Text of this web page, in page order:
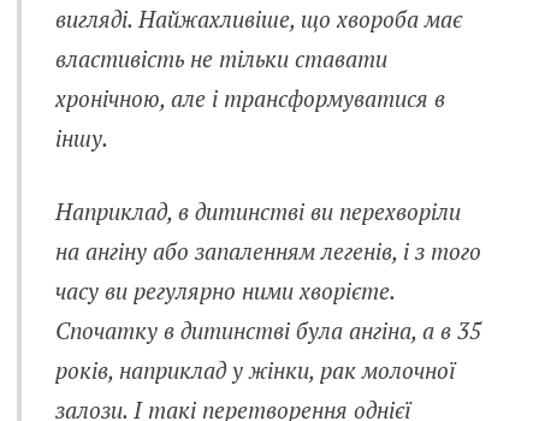
вигляді. Найжахливіше, що хвороба має
властивість не тільки ставати
хронічною, але і трансформуватися в
іншу.
Наприклад, в дитинстві ви перехворіли
на ангіну або запаленням легенів, і з того
часу ви регулярно ними хворієте.
Спочатку в дитинстві була ангіна, а в 35
років, наприклад у жінки, рак молочної
залози. І такі перетворення однієї